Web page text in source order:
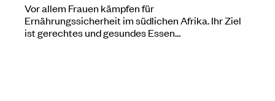
Vor allem Frauen kämpfen für
Ernährungssicherheit im südlichen Afrika. Ihr Ziel
ist gerechtes und gesundes Essen…